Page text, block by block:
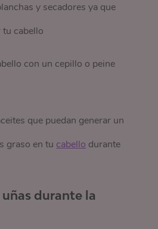
y secadores ya que
cabello
con un cepillo o peine
que puedan generar un
graso en tu cabello durante
durante la